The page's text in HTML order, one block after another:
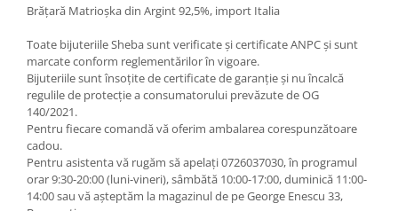
Brățară Matrioșka din Argint 92,5%, import Italia
Toate bijuteriile Sheba sunt verificate şi certificate ANPC și sunt
marcate conform reglementărilor în vigoare.
Bijuteriile sunt însoţite de certificate de garanţie și nu încalcă
regulile de protecție a consumatorului prevăzute de OG
140/2021.
Pentru fiecare comandă vă oferim ambalarea corespunzătoare
cadou.
Pentru asistenta vă rugăm să apelați 0726037030, în programul
orar 9:30-20:00 (luni-vineri), sâmbătă 10:00-17:00, duminică 11:00-
14:00 sau vă așteptăm la magazinul de pe George Enescu 33,